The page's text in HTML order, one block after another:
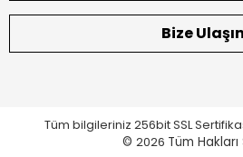
Bize Ulaşın
Tüm bilgileriniz 256bit SSL
© 2026 Tüm Hakları